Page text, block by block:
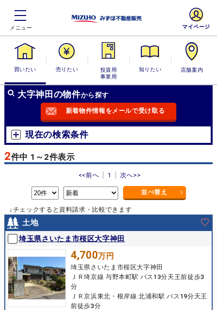
買いたい 売りたい
投資用・事業
用
知りたい 店舗案内
マイページ
大字神田の物件から探す
新着物件情報をメールで受け取る
現在の検索条件
2件中 1～2件表示
<<前へ 1 次へ>>
並べ替え
↓チェックすると資料請求・比較できます
土地
埼玉県さいたま市桜区大字神田
4,700万円
埼玉県さいたま市桜区大字神田
ＪＲ埼京線 与野本町駅 バス13分天王前徒歩3
分
ＪＲ京浜東北・根岸線 北浦和駅 バス19分天王
前徒歩3分